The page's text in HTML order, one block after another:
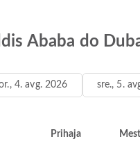
Ababa do
4. avg. 2026 sre., 5.
Prihaja